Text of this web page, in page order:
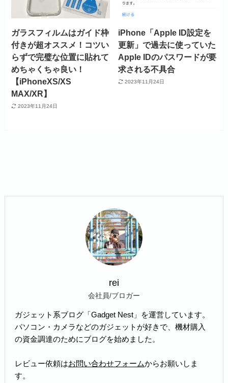
ガラスフィルムはガイド枠
付きが超オススメ！コツい
らずで完璧な位置に貼れて
めちゃくちゃ良い！
【iPhoneXS/XS
MAX/XR】
2023年11月24日
iPhone「Apple ID設定を
更新」で過去に使っていた
Apple IDのパスワードが要
求される不具合
2023年11月24日
rei
会社員/ブロガー
ガジェット系ブログ「Gadget Nest」を運営しています。
パソコン・カメラなどのガジェットが好きで、機材購入
の資金調達のためにブログを始めました。
レビュー依頼はお問い合わせフォームからお願いしま
す。